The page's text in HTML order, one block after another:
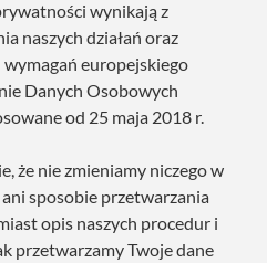
wynikają z
naszych działań oraz
europejskiego
Danych Osobowych
od 25 maja 2018 r.
że nie zmieniamy niczego w
sposobie przetwarzania
opis naszych procedur i
przetwarzamy Twoje dane